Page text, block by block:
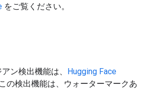
をご覧ください。
ン検出機能は、 Hugging Face
の検出機能は、ウォーターマークあ